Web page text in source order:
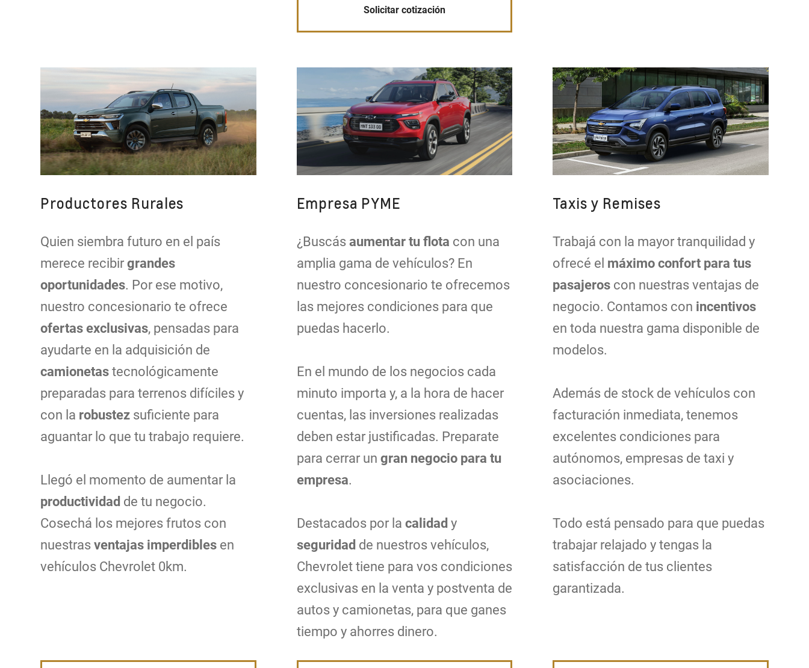
Solicitar cotización
Productores Rurales
Quien siembra futuro en el país
merece recibirgrandes
oportunidades. Por ese motivo,
nuestro concesionario te ofrece
ofertas exclusivas, pensadas para
ayudarte en la adquisición de
camionetastecnológicamente
preparadas para terrenos difíciles y
con la robustez suficiente para
aguantar lo que tu trabajo requiere.
Llegó el momento de aumentar la
productividad de tu negocio.
Cosechá los mejores frutos con
nuestrasventajas imperdibles en
vehículos Chevrolet 0km.
Empresa PYME
¿Buscás aumentar tu flota con una
amplia gama de vehículos? En
nuestro concesionario te ofrecemos
las mejores condiciones para que
puedas hacerlo.
En el mundo de los negocios cada
minuto importa y, a la hora de hacer
cuentas, las inversiones realizadas
deben estar justificadas. Preparate
para cerrar un gran negocio para tu
empresa.
Destacados por la calidad y
seguridad de nuestros vehículos,
Chevrolet tiene para vos condiciones
exclusivas en la venta y postventa de
autos y camionetas, para que ganes
tiempo y ahorres dinero.
Taxis y Remises
Trabajá con la mayor tranquilidad y
ofrecé el máximo confort para tus
pasajeros con nuestras ventajas de
negocio. Contamos con incentivos
en toda nuestra gama disponible de
modelos.
Además de stock de vehículos con
facturación inmediata, tenemos
excelentes condiciones para
autónomos, empresas de taxi y
asociaciones.
Todo está pensado para que puedas
trabajar relajado y tengas la
satisfacción de tus clientes
garantizada.